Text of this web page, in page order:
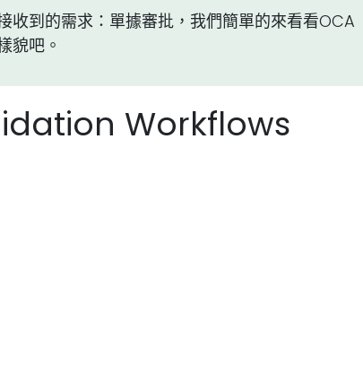
收到的需求：單據審批，我們簡單的來看看OCA
貌吧。
Workflows